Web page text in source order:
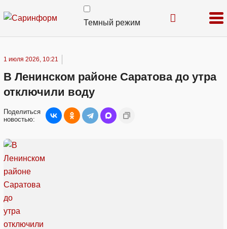
Темный режим
1 июля 2026, 10:21
В Ленинском районе Саратова до утра
отключили воду
Поделиться
новостью: